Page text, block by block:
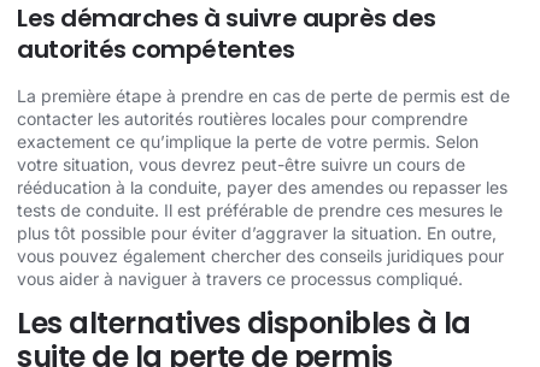
Les démarches à suivre auprès des
autorités compétentes
La première étape à prendre en cas de perte de permis est de
contacter les autorités routières locales pour comprendre
exactement ce qu’implique la perte de votre permis. Selon
votre situation, vous devrez peut-être suivre un cours de
rééducation à la conduite, payer des amendes ou repasser les
tests de conduite. Il est préférable de prendre ces mesures le
plus tôt possible pour éviter d’aggraver la situation. En outre,
vous pouvez également chercher des conseils juridiques pour
vous aider à naviguer à travers ce processus compliqué.
Les alternatives disponibles à la
suite de la perte de permis